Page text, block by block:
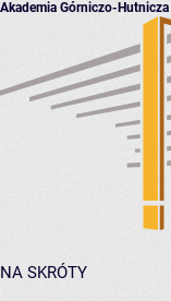
Akademia Górniczo-
NA SKRÓTY